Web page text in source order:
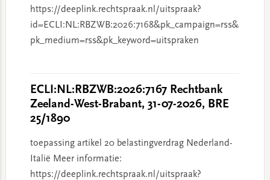
https://deeplink.rechtspraak.nl/uitspraak?
id=ECLI:NL:RBZWB:2026:7168&pk_campaign=rss&
pk_medium=rss&pk_keyword=uitspraken
ECLI:NL:RBZWB:2026:7167 Rechtbank
Zeeland-West-Brabant, 31-07-2026, BRE
25/1890
toepassing artikel 20 belastingverdrag Nederland-
Italië Meer informatie:
https://deeplink.rechtspraak.nl/uitspraak?